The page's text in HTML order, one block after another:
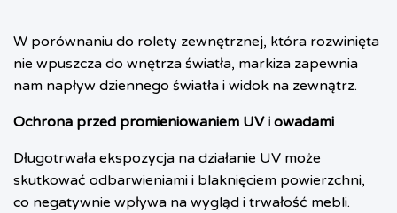
W porównaniu do rolety zewnętrznej, która rozwinięta
nie wpuszcza do wnętrza światła, markiza zapewnia
nam napływ dziennego światła i widok na zewnątrz.
Ochrona przed promieniowaniem UV i owadami
Długotrwała ekspozycja na działanie UV może
skutkować odbarwieniami i blaknięciem powierzchni,
co negatywnie wpływa na wygląd i trwałość mebli.